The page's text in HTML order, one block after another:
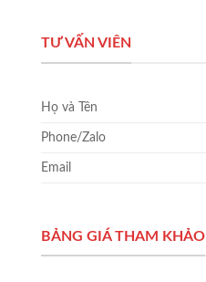
TƯ VẤN VIÊN
Họ và Tên
Phone/Zalo
Email
BẢNG GIÁ THAM KHẢO